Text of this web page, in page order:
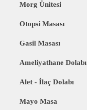
Morg Ünitesi
Otopsi Masası
Gasil Masası
Ameliyathane Dolabı
Alet - İlaç Dolabı
Mayo Masa